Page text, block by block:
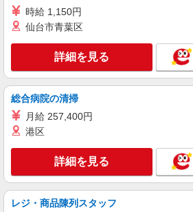
時給 1,150円
仙台市青葉区
詳細を見る
総合病院の清掃
月給 257,400円
港区
詳細を見る
レジ・商品陳列スタッフ